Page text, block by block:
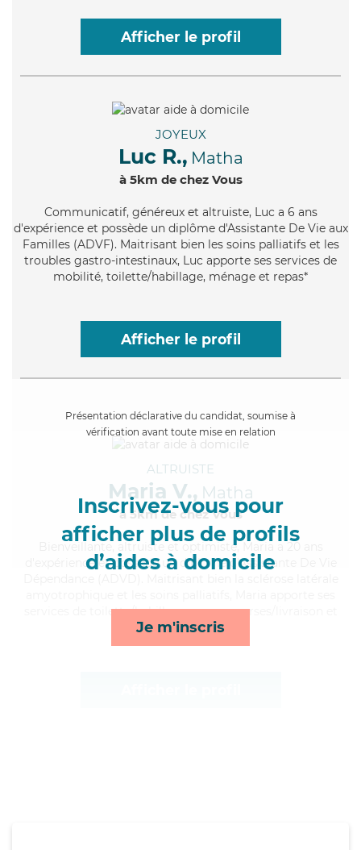
Afficher le profil
JOYEUX
Luc R., Matha
à 5km de chez Vous
Communicatif, généreux et altruiste, Luc a 6 ans
d'expérience et possède un diplôme d'Assistante De Vie aux
Familles (ADVF). Maitrisant bien les soins palliatifs et les
troubles gastro-intestinaux, Luc apporte ses services de
mobilité, toilette/habillage, ménage et repas*
Afficher le profil
Présentation déclarative du candidat, soumise à
vérification avant toute mise en relation
Inscrivez-vous pour
afficher plus de profils
d’aides à domicile
Je m'inscris
ALTRUISTE
Maria V., Matha
à 5km de chez Vous
, altruiste et optimiste, Maria a 20 ans
d'expérience et possède un diplôme d'Assistante De Vie
services de toilette/habillage, repas, courses/livraison et
ménage*